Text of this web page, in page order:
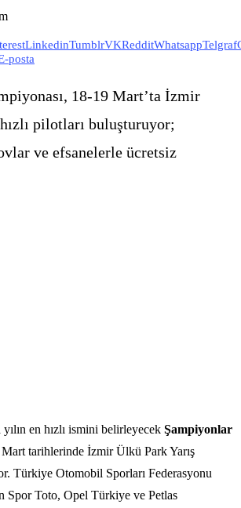
LinkedinTumblrVKRedditWhatsappTelgraf
posta
18-19 Mart’ta İzmir
pilotları buluşturuyor;
ve efsanelerle ücretsiz
en hızlı ismini belirleyecek Şampiyonlar
tarihlerinde İzmir Ülkü Park Yarış
Türkiye Otomobil Sporları Federasyonu
Spor Toto, Opel Türkiye ve Petlas